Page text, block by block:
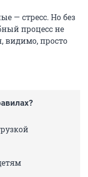
— стресс. Но без
процесс не
видимо, просто